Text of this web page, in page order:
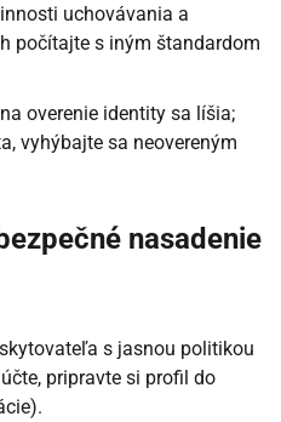
uchovávania a
počítajte s iným štandardom
overenie identity sa líšia;
vyhýbajte sa neovereným
nasadenie
s jasnou politikou
pripravte si profil do